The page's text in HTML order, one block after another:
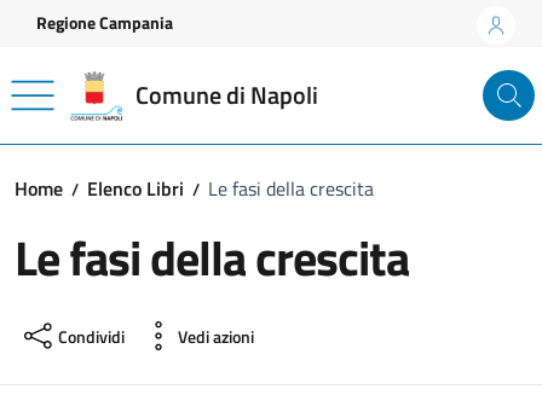
Vai ai contenuti
Vai al footer
Regione Campania
Comune di Napoli
Home Elenco Libri Le fasi della crescita
Le fasi della crescita
Condividi Vedi azioni